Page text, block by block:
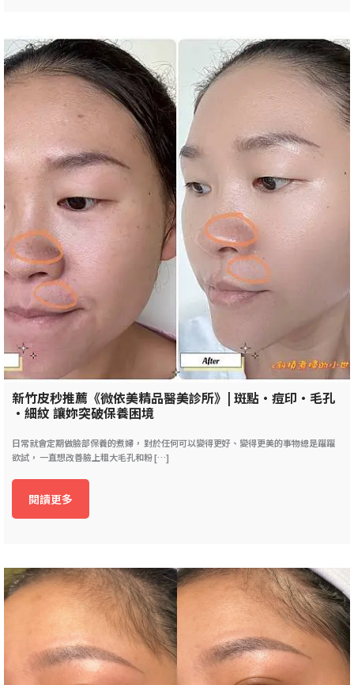
新竹皮秒推薦《微依美精品醫美診所》| 斑點•痘印•毛孔
•細紋 讓妳突破保養困境
日常就會定期做臉部保養的煮婦， 對於任何可以變得更好、變得更美的事物總是躍躍
欲試， 一直想改善臉上粗大毛孔和粉 […]
閱讀更多